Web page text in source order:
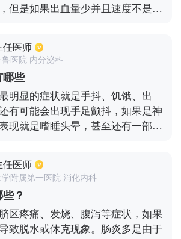
但是如果出血量少并且速度不是很
情况。另外，出血量大的话会呕
能会造成贫血，伴头晕、乏力症
血量的30％甚至50％，患者就会休
任医师
医院 内分泌科
哪些
明显的症状就是手抖、饥饿、出
有可能会出现手足颤抖，如果是神
现就是嗜睡头晕，甚至还有一部分
况下，还有可能会丧失意识，甚至
就容易导致脑细胞受到损伤，出现
钝等。
任医师
附属第一医院 消化内科
？
区疼痛、发烧、腹泻等症状，如果
致脱水或休克现象。肠炎多是由于